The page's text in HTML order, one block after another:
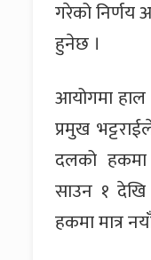
गरेको निर्णय
हुनेछ ।
आयोगमा हाल
प्रमुख
दलको
साउन १ देखि
हकमा मात्र